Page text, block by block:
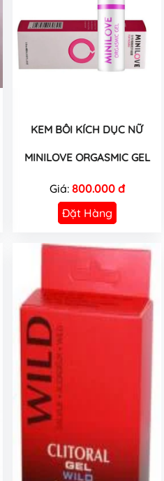
KEM BÔI KÍCH DỤC NỮ
MINILOVE ORGASMIC GEL
Giá: 800.000 đ
Đặt Hàng